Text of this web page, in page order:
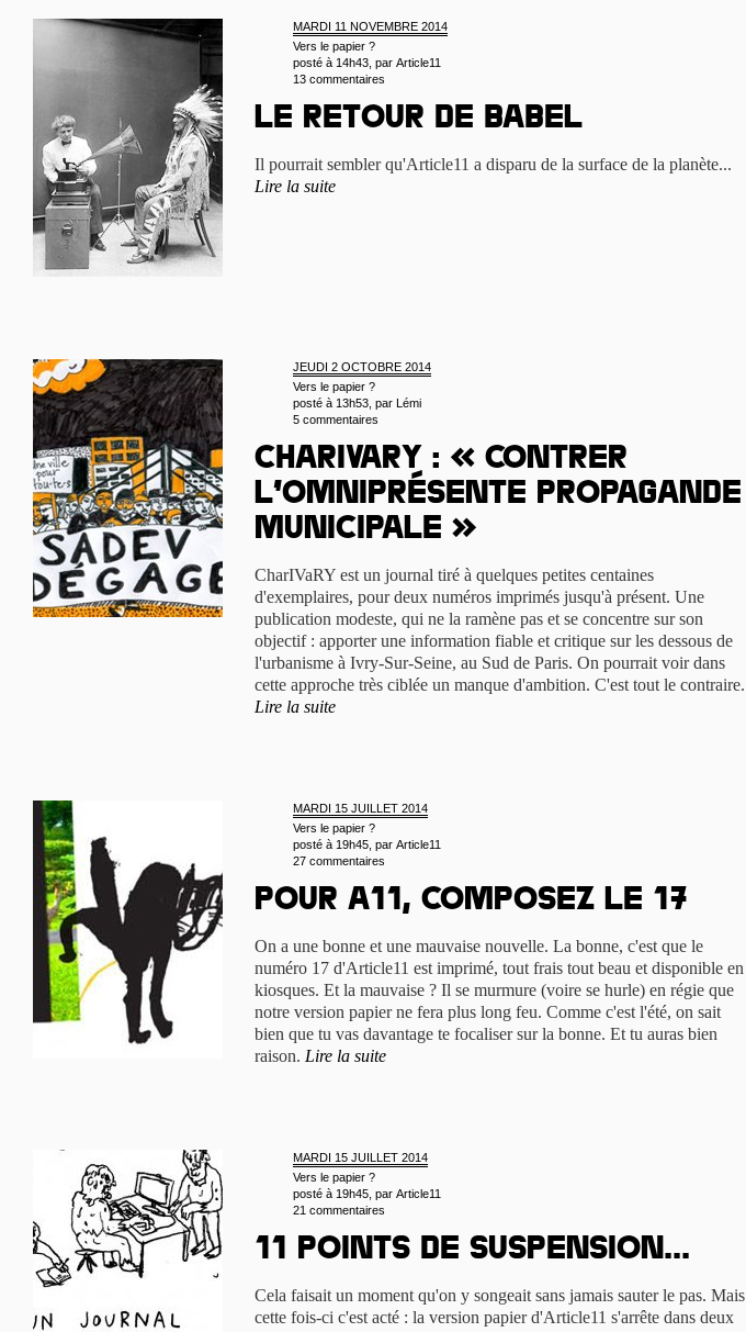
MARDI 11 NOVEMBRE 2014
Vers le papier ?
posté à 14h43, par Article11
13 commentaires
Le retour de Babel
Il pourrait sembler qu'Article11 a disparu de la surface de la planète...
Lire la suite
JEUDI 2 OCTOBRE 2014
Vers le papier ?
posté à 13h53, par Lémi
5 commentaires
CharIVaRY : « Contrer
l’omniprésente propagande
municipale »
CharIVaRY est un journal tiré à quelques petites centaines
d'exemplaires, pour deux numéros imprimés jusqu'à présent. Une
publication modeste, qui ne la ramène pas et se concentre sur son
objectif : apporter une information fiable et critique sur les dessous de
l'urbanisme à Ivry-Sur-Seine, au Sud de Paris. On pourrait voir dans
cette approche très ciblée un manque d'ambition. C'est tout le contraire.
Lire la suite
MARDI 15 JUILLET 2014
Vers le papier ?
posté à 19h45, par Article11
27 commentaires
Pour A11, composez le 17
On a une bonne et une mauvaise nouvelle. La bonne, c'est que le
numéro 17 d'Article11 est imprimé, tout frais tout beau et disponible en
kiosques. Et la mauvaise ? Il se murmure (voire se hurle) en régie que
notre version papier ne fera plus long feu. Comme c'est l'été, on sait
bien que tu vas davantage te focaliser sur la bonne. Et tu auras bien
raison. Lire la suite
MARDI 15 JUILLET 2014
Vers le papier ?
posté à 19h45, par Article11
21 commentaires
11 points de suspension...
Cela faisait un moment qu'on y songeait sans jamais sauter le pas. Mais
cette fois-ci c'est acté : la version papier d'Article11 s'arrête dans deux